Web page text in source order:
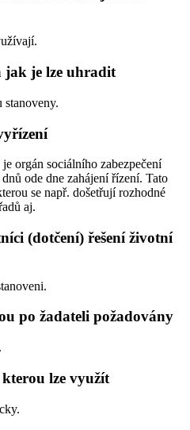
jak je lze uhradit
stanoveny.
orgán sociálního zabezpečení
ode dne zahájení řízení. Tato
se např. došetřují rozhodné
aj.
(dotčení) řešení životní
po žadateli požadovány
lze využít